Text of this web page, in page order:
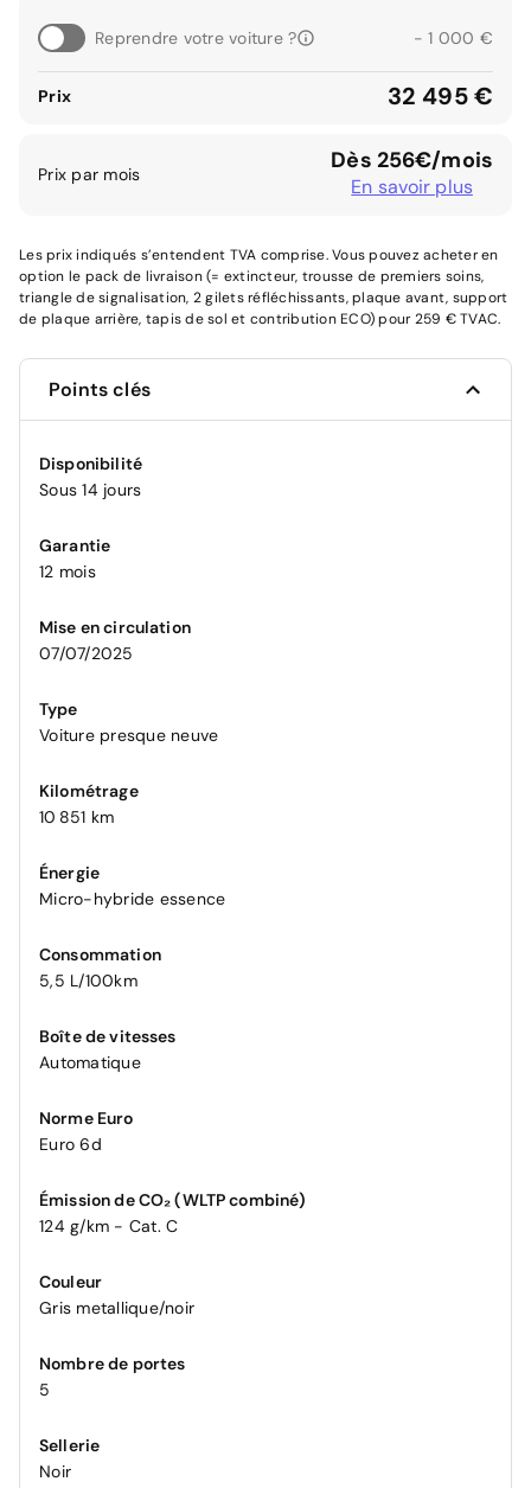
Reprendre votre voiture ? - 1 000 €
Prix 32 495 €
Prix par mois Dès 256€/mois
En savoir plus
Les prix indiqués s’entendent TVA comprise. Vous pouvez acheter en
option le pack de livraison (= extincteur, trousse de premiers soins,
triangle de signalisation, 2 gilets réfléchissants, plaque avant, support
de plaque arrière, tapis de sol et contribution ECO) pour 259 € TVAC.
Points clés
Disponibilité
Sous 14 jours
Garantie
12 mois
Mise en circulation
07/07/2025
Type
Voiture presque neuve
Kilométrage
10 851 km
Énergie
Micro-hybride essence
Consommation
5,5 L/100km
Boîte de vitesses
Automatique
Norme Euro
Euro 6d
Émission de CO₂ (WLTP combiné)
124 g/km - Cat. C
Couleur
Gris metallique/noir
Nombre de portes
5
Sellerie
Noir